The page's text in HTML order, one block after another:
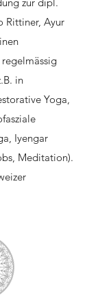
Rittiner, Ayur
in
Yoga,
Iyengar
Meditation).